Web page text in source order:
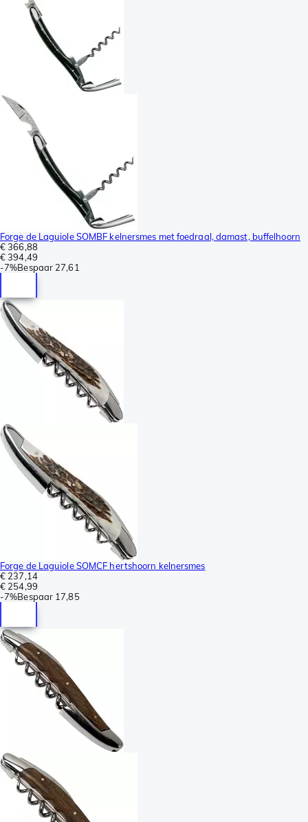
Forge de Laguiole SOMBF kelnersmes met foedraal, damast, buffelhoorn
€ 366,88
€ 394,49
-7%Bespaar 27,61
Forge de Laguiole SOMCF hertshoorn kelnersmes
€ 237,14
€ 254,99
-7%Bespaar 17,85